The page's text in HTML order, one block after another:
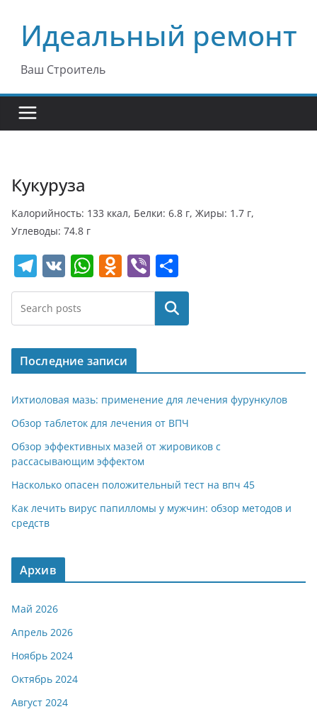
содержимому
Идеальный ремонт
Ваш Строитель
Кукуруза
Калорийность: 133 ккал, Белки: 6.8 г, Жиры: 1.7 г,
Углеводы: 74.8 г
T
el
e
gr
a
m
V
K
W
h
s
A
p
p
O
d
o
kl
a
ss
ni
ki
Vi
b
er
т
п
р
в
и
т
ь
Поиск
Последние записи
Ихтиоловая мазь: применение для лечения фурункулов
Обзор таблеток для лечения от ВПЧ
Обзор эффективных мазей от жировиков с
рассасывающим эффектом
Насколько опасен положительный тест на впч 45
Как лечить вирус папилломы у мужчин: обзор методов и
средств
Архив
Май 2026
Апрель 2026
Ноябрь 2024
Октябрь 2024
Август 2024